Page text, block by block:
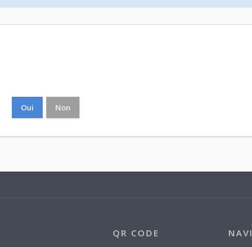
QR CODE